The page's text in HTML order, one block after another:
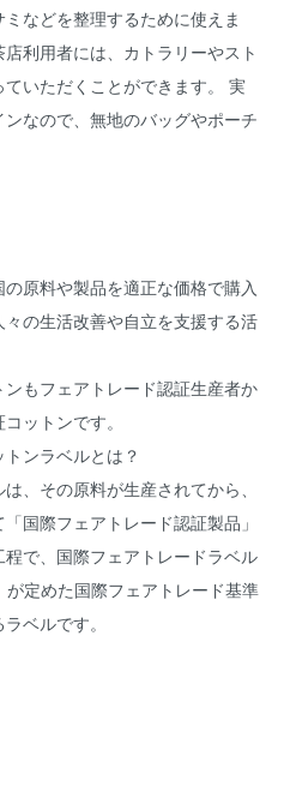
などを整理するために使えま
利用者には、カトラリーやスト
いただくことができます。 実
なので、無地のバッグやポーチ
原料や製品を適正な価格で購入
の生活改善や自立を支援する活
もフェアトレード認証生産者か
ットンです。
ンラベルとは？
、その原料が生産されてから、
国際フェアトレード認証製品」
で、国際フェアトレードラベル
定めた国際フェアトレード基準
ベルです。